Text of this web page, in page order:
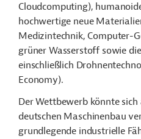
Cloudcomputing),
hochwertige neue
Medizintechnik, Computer-
grüner Wasserstoff sowie
einschließlich
Economy).
Der Wettbewerb könnte
deutschen Maschinenbau
grundlegende industrielle